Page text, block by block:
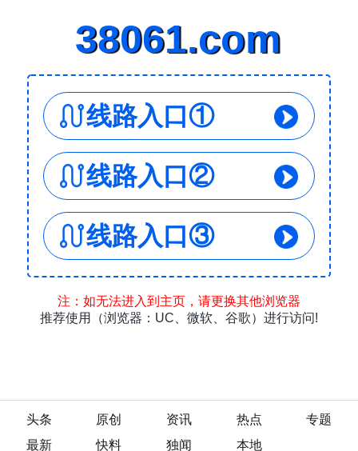
头条 原创 资讯 热点
专题
最新
快料 独闻 本地